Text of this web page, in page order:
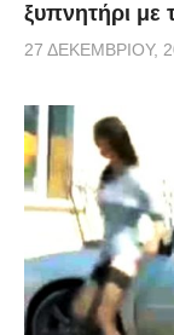
ξυπνητήρι
27 ΔΕΚΕΜΒΡΊΟΥ,